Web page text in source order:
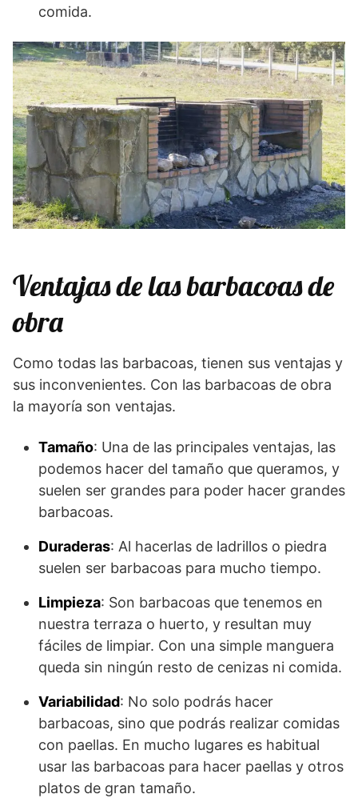
comida.
Ventajas de las barbacoas de
obra
Como todas las barbacoas, tienen sus ventajas y
sus inconvenientes. Con las barbacoas de obra
la mayoría son ventajas.
Tamaño: Una de las principales ventajas, las
podemos hacer del tamaño que queramos, y
suelen ser grandes para poder hacer grandes
barbacoas.
Duraderas: Al hacerlas de ladrillos o piedra
suelen ser barbacoas para mucho tiempo.
Limpieza: Son barbacoas que tenemos en
nuestra terraza o huerto, y resultan muy
fáciles de limpiar. Con una simple manguera
queda sin ningún resto de cenizas ni comida.
Variabilidad: No solo podrás hacer
barbacoas, sino que podrás realizar comidas
con paellas. En mucho lugares es habitual
usar las barbacoas para hacer paellas y otros
platos de gran tamaño.